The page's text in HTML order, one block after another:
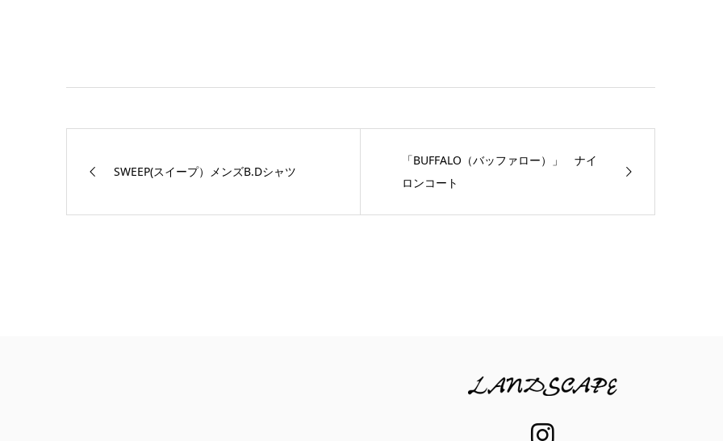
SWEEP(スイープ）メンズB.Dシャツ
「BUFFALO（バッファロー）」 ナイ
ロンコート